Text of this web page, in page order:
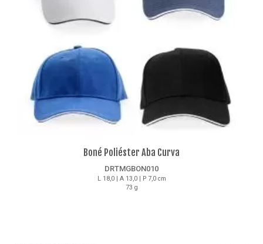
Boné Poliéster Aba Curva
DRTMGBON010
L 18,0 | A 13,0 | P 7,0 cm
73 g